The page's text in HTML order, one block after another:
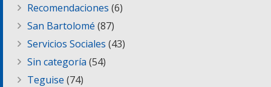
Recomendaciones (6)
San Bartolomé (87)
Servicios Sociales (43)
Sin categoría (54)
Teguise (74)